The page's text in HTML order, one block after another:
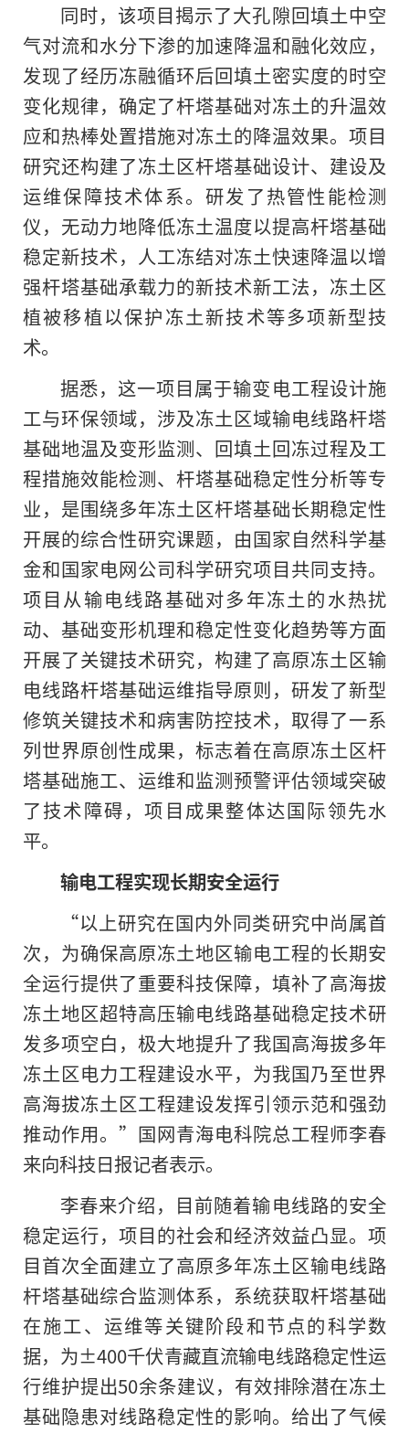
同时，该项目揭示了大孔隙回填土中空
气对流和水分下渗的加速降温和融化效应，
发现了经历冻融循环后回填土密实度的时空
变化规律，确定了杆塔基础对冻土的升温效
应和热棒处置措施对冻土的降温效果。项目
研究还构建了冻土区杆塔基础设计、建设及
运维保障技术体系。研发了热管性能检测
仪，无动力地降低冻土温度以提高杆塔基础
稳定新技术，人工冻结对冻土快速降温以增
强杆塔基础承载力的新技术新工法，冻土区
植被移植以保护冻土新技术等多项新型技
术。
据悉，这一项目属于输变电工程设计施
工与环保领域，涉及冻土区域输电线路杆塔
基础地温及变形监测、回填土回冻过程及工
程措施效能检测、杆塔基础稳定性分析等专
业，是围绕多年冻土区杆塔基础长期稳定性
开展的综合性研究课题，由国家自然科学基
金和国家电网公司科学研究项目共同支持。
项目从输电线路基础对多年冻土的水热扰
动、基础变形机理和稳定性变化趋势等方面
开展了关键技术研究，构建了高原冻土区输
电线路杆塔基础运维指导原则，研发了新型
修筑关键技术和病害防控技术，取得了一系
列世界原创性成果，标志着在高原冻土区杆
塔基础施工、运维和监测预警评估领域突破
了技术障碍，项目成果整体达国际领先水
平。
输电工程实现长期安全运行
“以上研究在国内外同类研究中尚属首
次，为确保高原冻土地区输电工程的长期安
全运行提供了重要科技保障，填补了高海拔
冻土地区超特高压输电线路基础稳定技术研
发多项空白，极大地提升了我国高海拔多年
冻土区电力工程建设水平，为我国乃至世界
高海拔冻土区工程建设发挥引领示范和强劲
推动作用。”国网青海电科院总工程师李春
来向科技日报记者表示。
李春来介绍，目前随着输电线路的安全
稳定运行，项目的社会和经济效益凸显。项
目首次全面建立了高原多年冻土区输电线路
杆塔基础综合监测体系，系统获取杆塔基础
在施工、运维等关键阶段和节点的科学数
据，为±400千伏青藏直流输电线路稳定性运
行维护提出50余条建议，有效排除潜在冻土
基础隐患对线路稳定性的影响。给出了气候